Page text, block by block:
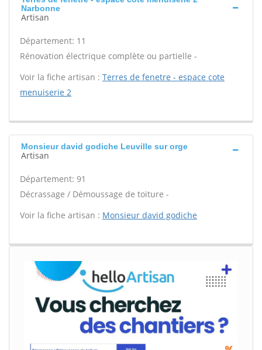
Narbonne
Artisan
Département: 11
Rénovation électrique complète ou partielle -
Voir la fiche artisan : Terres de fenetre - espace cote
menuiserie 2
Monsieur david godiche Leuville sur orge
Artisan
Département: 91
Décrassage / Démoussage de toiture -
Voir la fiche artisan : Monsieur david godiche